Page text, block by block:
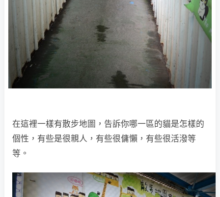
在這裡一樣有散步地圖，告訴你哪一區的貓是怎樣的
個性，有些是很親人，有些很傭懶，有些很活潑等
等。